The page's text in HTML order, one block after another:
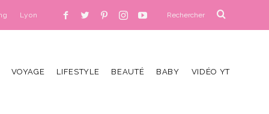
Lyon
VOYAGE LIFESTYLE BEAUTÉ BABY VIDÉO YT